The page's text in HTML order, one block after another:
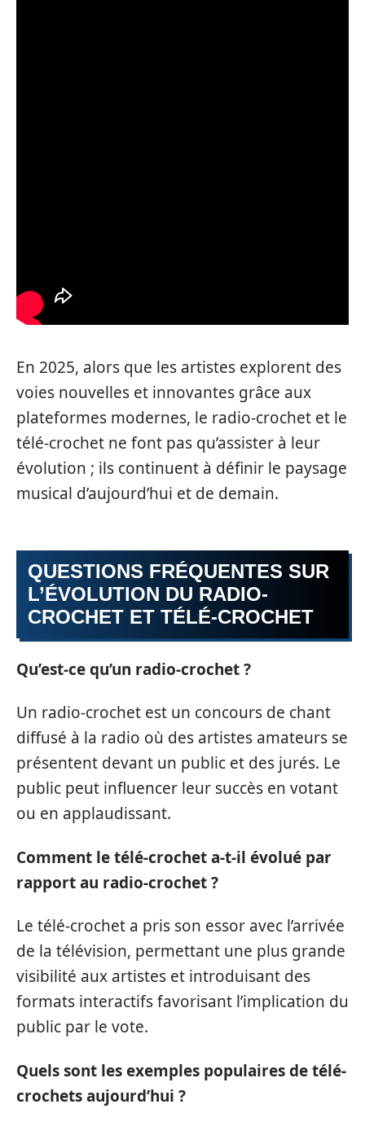
En 2025, alors que les artistes explorent des
voies nouvelles et innovantes grâce aux
plateformes modernes, le radio-crochet et le
télé-crochet ne font pas qu’assister à leur
évolution ; ils continuent à définir le paysage
musical d’aujourd’hui et de demain.
QUESTIONS FRÉQUENTES SUR
L’ÉVOLUTION DU RADIO-
CROCHET ET TÉLÉ-CROCHET
Qu’est-ce qu’un radio-crochet ?
Un radio-crochet est un concours de chant
diffusé à la radio où des artistes amateurs se
présentent devant un public et des jurés. Le
public peut influencer leur succès en votant
ou en applaudissant.
Comment le télé-crochet a-t-il évolué par
rapport au radio-crochet ?
Le télé-crochet a pris son essor avec l’arrivée
de la télévision, permettant une plus grande
visibilité aux artistes et introduisant des
formats interactifs favorisant l’implication du
public par le vote.
Quels sont les exemples populaires de télé-
crochets aujourd’hui ?